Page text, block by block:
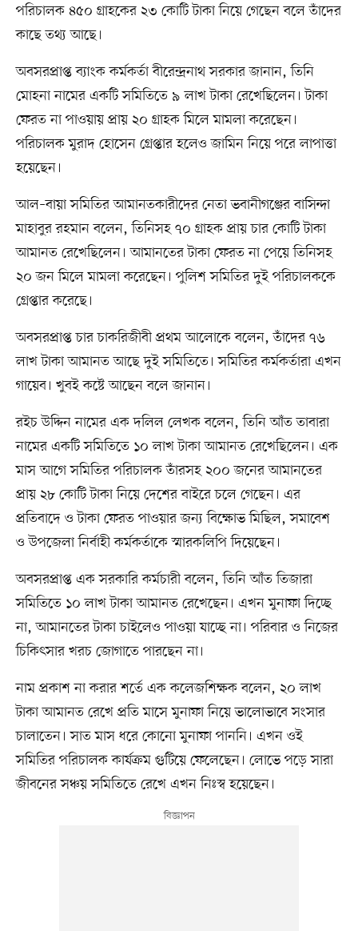
পরিচালক ৪৫০ গ্রাহকের ২৩ কোটি টাকা নিয়ে গেছেন বলে তাঁদের
কাছে তথ্য আছে।
অবসরপ্রাপ্ত ব্যাংক কর্মকর্তা বীরেন্দ্রনাথ সরকার জানান, তিনি
মোহনা নামের একটি সমিতিতে ৯ লাখ টাকা রেখেছিলেন। টাকা
ফেরত না পাওয়ায় প্রায় ২০ গ্রাহক মিলে মামলা করেছেন।
পরিচালক মুরাদ হোসেন গ্রেপ্তার হলেও জামিন নিয়ে পরে লাপাত্তা
হয়েছেন।
আল–বায়া সমিতির আমানতকারীদের নেতা ভবানীগঞ্জের বাসিন্দা
মাহাবুর রহমান বলেন, তিনিসহ ৭০ গ্রাহক প্রায় চার কোটি টাকা
আমানত রেখেছিলেন। আমানতের টাকা ফেরত না পেয়ে তিনিসহ
২০ জন মিলে মামলা করেছেন। পুলিশ সমিতির দুই পরিচালককে
গ্রেপ্তার করেছে।
অবসরপ্রাপ্ত চার চাকরিজীবী প্রথম আলোকে বলেন, তাঁদের ৭৬
লাখ টাকা আমানত আছে দুই সমিতিতে। সমিতির কর্মকর্তারা এখন
গায়েব। খুবই কষ্টে আছেন বলে জানান।
রইচ উদ্দিন নামের এক দলিল লেখক বলেন, তিনি আঁত তাবারা
নামের একটি সমিতিতে ১০ লাখ টাকা আমানত রেখেছিলেন। এক
মাস আগে সমিতির পরিচালক তাঁরসহ ২০০ জনের আমানতের
প্রায় ২৮ কোটি টাকা নিয়ে দেশের বাইরে চলে গেছেন। এর
প্রতিবাদে ও টাকা ফেরত পাওয়ার জন্য বিক্ষোভ মিছিল, সমাবেশ
ও উপজেলা নির্বাহী কর্মকর্তাকে স্মারকলিপি দিয়েছেন।
অবসরপ্রাপ্ত এক সরকারি কর্মচারী বলেন, তিনি আঁত তিজারা
সমিতিতে ১০ লাখ টাকা আমানত রেখেছেন। এখন মুনাফা দিচ্ছে
না, আমানতের টাকা চাইলেও পাওয়া যাচ্ছে না। পরিবার ও নিজের
চিকিৎসার খরচ জোগাতে পারছেন না।
নাম প্রকাশ না করার শর্তে এক কলেজশিক্ষক বলেন, ২০ লাখ
টাকা আমানত রেখে প্রতি মাসে মুনাফা নিয়ে ভালোভাবে সংসার
চালাতেন। সাত মাস ধরে কোনো মুনাফা পাননি। এখন ওই
সমিতির পরিচালক কার্যক্রম গুটিয়ে ফেলেছেন। লোভে পড়ে সারা
জীবনের সঞ্চয় সমিতিতে রেখে এখন নিঃস্ব হয়েছেন।